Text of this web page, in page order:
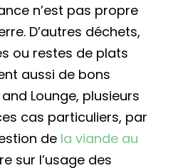
n’est pas propre
D’autres déchets,
ou restes de plats
aussi de bons
Lounge, plusieurs
cas particuliers, par
de la viande au
sur l’usage des